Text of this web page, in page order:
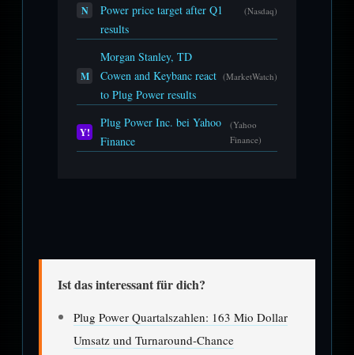
N
Power price target after Q1
results
(Nasdaq)
M
Morgan Stanley, TD
Cowen and Keybanc react
to Plug Power results
(MarketWatch)
Y!
Plug Power Inc. bei Yahoo
Finance
(Yahoo
Finance)
Ist das interessant für dich?
Plug Power Quartalszahlen: 163 Mio Dollar
Umsatz und Turnaround-Chance